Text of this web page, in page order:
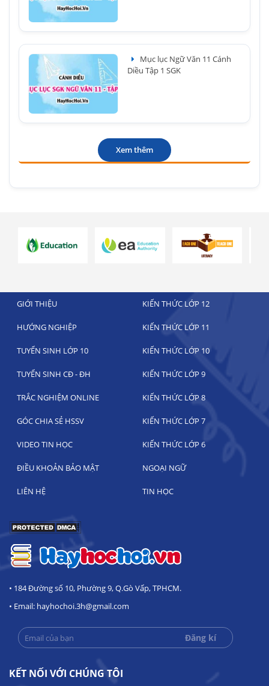
Mục lục Ngữ Văn 11 Cánh
Diều Tập 1 SGK
Xem thêm
GIỚI THIỆU KIẾN THỨC LỚP 12
HƯỚNG NGHIỆP KIẾN THỨC LỚP 11
TUYỂN SINH LỚP 10 KIẾN THỨC LỚP 10
TUYỂN SINH CĐ - ĐH KIẾN THỨC LỚP 9
TRẮC NGHIỆM ONLINE KIẾN THỨC LỚP 8
GÓC CHIA SẺ HSSV KIẾN THỨC LỚP 7
VIDEO TIN HỌC KIẾN THỨC LỚP 6
ĐIỀU KHOẢN BẢO MẬT NGOẠI NGỮ
LIÊN HỆ TIN HỌC
• 184 Đường số 10, Phường 9, Q.Gò Vấp, TPHCM.
• Email: hayhochoi.3h@gmail.com
KẾT NỐI VỚI CHÚNG TÔI